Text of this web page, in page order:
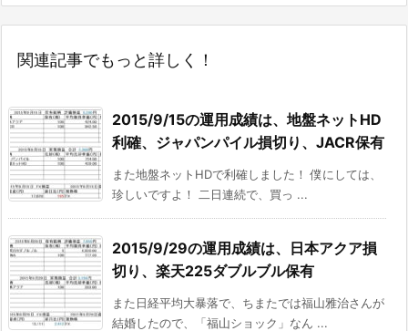
関連記事でもっと詳しく！
2015/9/15の運用成績は、地盤ネットHD
利確、ジャパンパイル損切り、JACR保有
また地盤ネットHDで利確しました！ 僕にしては、
珍しいですよ！ 二日連続で、買っ ...
2015/9/29の運用成績は、日本アクア損
切り、楽天225ダブルブル保有
また日経平均大暴落で、ちまたでは福山雅治さんが
結婚したので、「福山ショック」なん ...